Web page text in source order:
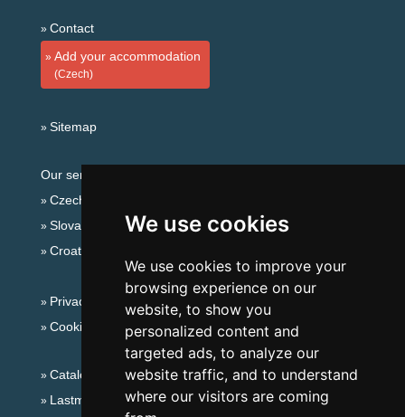
We use cookies
We use cookies to improve your
browsing experience on our
website, to show you
personalized content and
targeted ads, to analyze our
website traffic, and to understand
where our visitors are coming
Contact
Add your accommodation
(Czech)
Sitemap
Our servers:
Czech mountains
Slovakian mountains
Croatian Adriatic
Privacy policy
Cookies
Catalog of accommodation
Lastminute Eagle Mountains